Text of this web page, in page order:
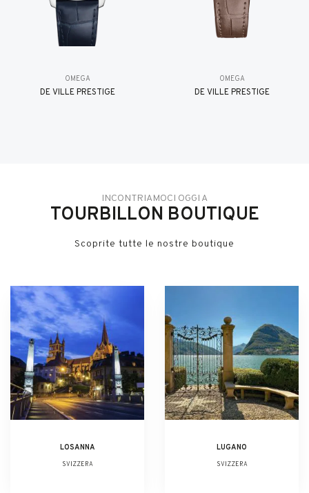
OMEGA
DE VILLE PRESTIGE
OMEGA
DE VILLE PRESTIGE
INCONTRIAMOCI OGGI A
TOURBILLON BOUTIQUE
Scoprite tutte le nostre boutique
LOSANNA
SVIZZERA
LUGANO
SVIZZERA